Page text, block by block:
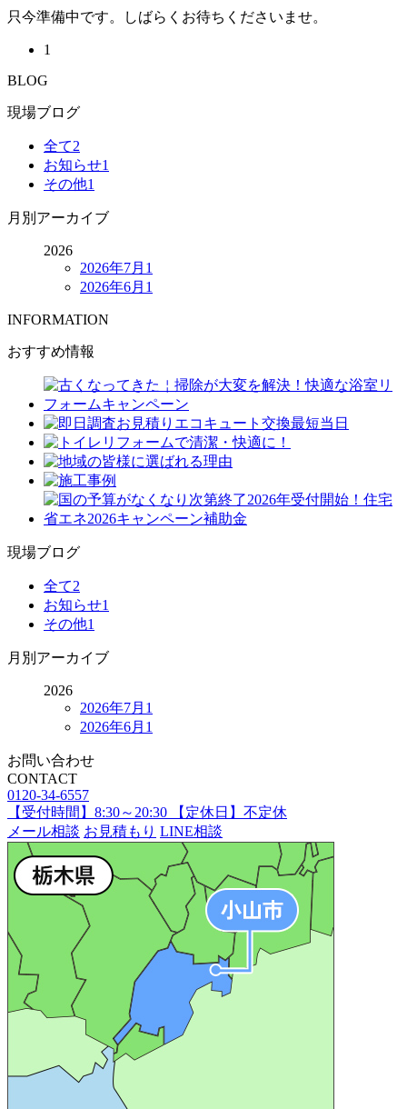
只今準備中です。しばらくお待ちくださいませ。
1
BLOG
現場ブログ
全て2
お知らせ1
その他1
月別アーカイブ
2026
2026年7月 1
2026年6月 1
INFORMATION
おすすめ情報
現場ブログ
全て2
お知らせ1
その他1
月別アーカイブ
2026
2026年7月 1
2026年6月 1
お問い合わせ
CONTACT
0120-34-6557
【受付時間】8:30～20:30 【定休日】不定休
メール相談 お見積もり LINE相談